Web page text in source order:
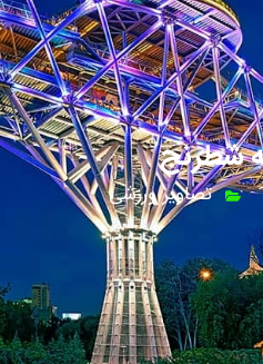
شطرنج
تصاویر ورزشی